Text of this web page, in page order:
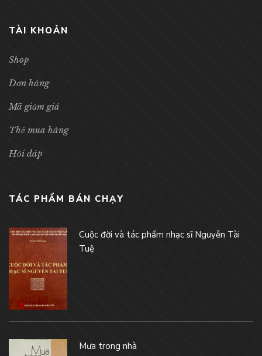
TÀI KHOẢN
Shop
Đơn hàng
Mã giảm giá
Thẻ mua hàng
Hỏi đáp
TÁC PHẨM BÁN CHẠY
Cuộc đời và tác phẩm nhạc sĩ Nguyễn Tài
Tuệ
Mưa trong nhà